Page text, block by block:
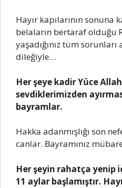
Hayır kapılarının sonuna
belaların bertaraf olduğu
yaşadığınız tüm
dileğiyle…
Her şeye kadir Yüce
sevdiklerimizden
bayramlar.
Hakka adanmışlığı son
canlar. Bayramınız
Her şeyin rahatça yenip
11 aylar başlamıştır.